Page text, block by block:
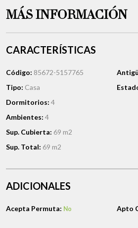
MÁS INFORMACIÓN
CARACTERÍSTICAS
Código: 85672-5157765
Tipo: Casa
Dormitorios: 4
Ambientes: 4
Sup. Cubierta: 69 m2
Sup. Total: 69 m2
ADICIONALES
Acepta Permuta: No Apto